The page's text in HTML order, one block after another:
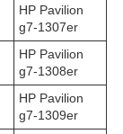
HP Pavilion
g7-1307er
HP Pavilion
g7-1308er
HP Pavilion
g7-1309er